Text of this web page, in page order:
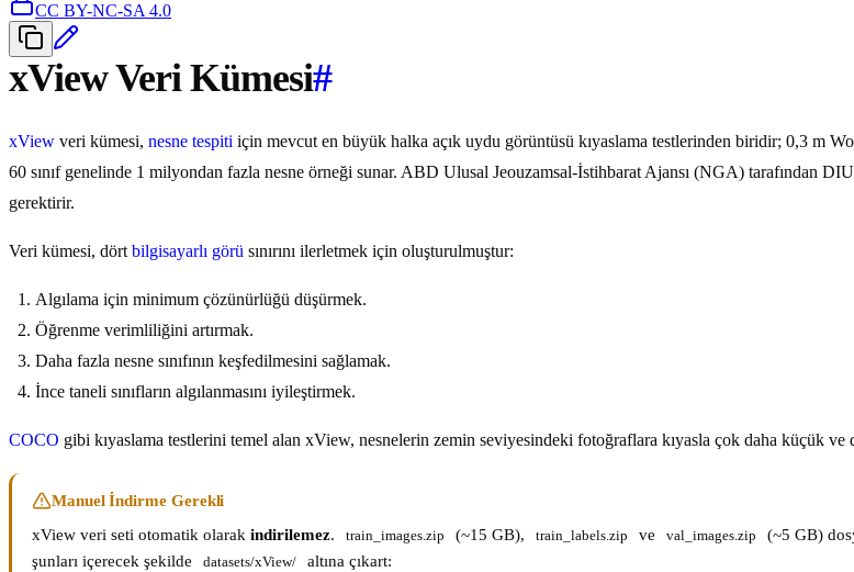
CC BY-NC-SA 4.0
xView Veri Kümesi#
xView veri kümesi, nesne tespiti için mevcut en büyük halka açık uydu görüntüsü kıyaslama testlerinden biridir; 0,3 m
60 sınıf genelinde 1 milyondan fazla nesne örneği sunar. ABD Ulusal Jeouzamsal-İstihbarat Ajansı (NGA) tarafından
gerektirir.
Veri kümesi, dört bilgisayarlı görü sınırını ilerletmek için oluşturulmuştur:
Algılama için minimum çözünürlüğü düşürmek.
Öğrenme verimliliğini artırmak.
Daha fazla nesne sınıfının keşfedilmesini sağlamak.
İnce taneli sınıfların algılanmasını iyileştirmek.
COCO gibi kıyaslama testlerini temel alan xView, nesnelerin zemin seviyesindeki fotoğraflara kıyasla çok daha küçük
Manuel İndirme Gerekli
xView veri seti otomatik olarak indirilemez. train_images.zip (~15 GB), train_labels.zip ve val_images.zip (~5 GB)
şunları içerecek şekilde
datasets/xView/ altına çıkart: